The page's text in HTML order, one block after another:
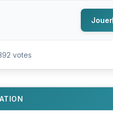
Jouer
votes